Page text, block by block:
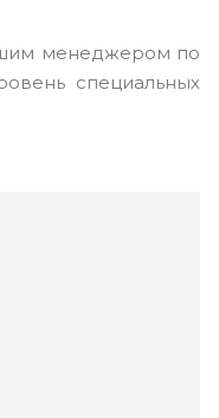
менеджером по
специальных